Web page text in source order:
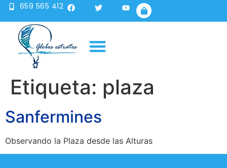
659 565 412
Etiqueta: plaza
Sanfermines
Observando la Plaza desde las Alturas